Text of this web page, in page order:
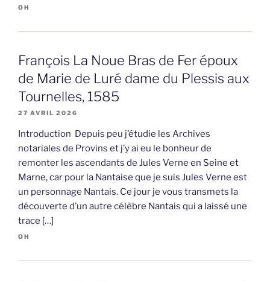
OH
François La Noue Bras de Fer époux
de Marie de Luré dame du Plessis aux
Tournelles, 1585
27 AVRIL 2026
Introduction Depuis peu j’étudie les Archives
notariales de Provins et j’y ai eu le bonheur de
remonter les ascendants de Jules Verne en Seine et
Marne, car pour la Nantaise que je suis Jules Verne est
un personnage Nantais. Ce jour je vous transmets la
découverte d’un autre célèbre Nantais qui a laissé une
trace […]
OH